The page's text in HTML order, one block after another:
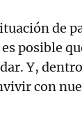
de
posible
Y,
con